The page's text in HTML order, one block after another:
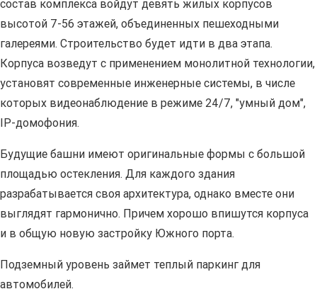
состав комплекса войдут девять жилых корпусов
высотой 7-56 этажей, объединенных пешеходными
галереями. Строительство будет идти в два этапа.
Корпуса возведут с применением монолитной технологии,
установят современные инженерные системы, в числе
которых видеонаблюдение в режиме 24/7, "умный дом",
IP-домофония.
Будущие башни имеют оригинальные формы с большой
площадью остекления. Для каждого здания
разрабатывается своя архитектура, однако вместе они
выглядят гармонично. Причем хорошо впишутся корпуса
и в общую новую застройку Южного порта.
Подземный уровень займет теплый паркинг для
автомобилей.